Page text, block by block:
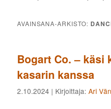
AVAINSANA-ARKISTO:
Bogart Co. – käsi
kasarin kanssa
2.10.2024 | Kirjoittaja:Ari